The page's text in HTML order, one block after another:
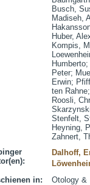
Busch,
Madiseh,
Huber,
Kompis,
Humberto;
Peter;
Erwin;
ten Rahne
Roosli,
Stenfelt,
Heyning,
Zahnert,
Dalhoff,
in:
Otology &